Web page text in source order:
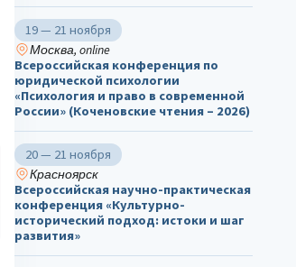
19 — 21 ноября
Москва, online
Всероссийская конференция по
юридической психологии
«Психология и право в современной
России» (Коченовские чтения – 2026)
20 — 21 ноября
Красноярск
Всероссийская научно-практическая
конференция «Культурно-
исторический подход: истоки и шаг
развития»